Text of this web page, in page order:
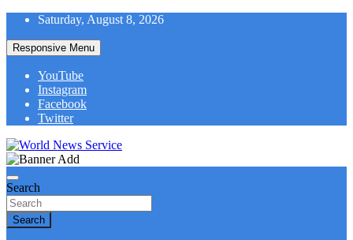
Skip
content
Saturday, August 8, 2026
Responsive Menu
YouTube
Instagram
Facebook
Twitter
World News Service
Search
Search